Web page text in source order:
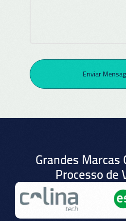
Enviar
Grandes
Processo de